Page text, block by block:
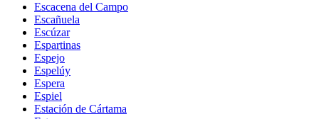
Escacena del Campo
Escañuela
Escúzar
Espartinas
Espejo
Espelúy
Espera
Espiel
Estación de Cártama